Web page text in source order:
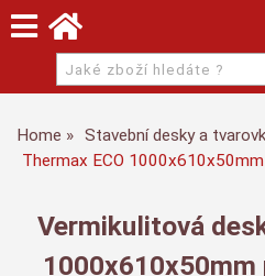
Home
Stavební desky a
Thermax ECO 1000x610x50mm
Vermikulitová
1000x610x50mm